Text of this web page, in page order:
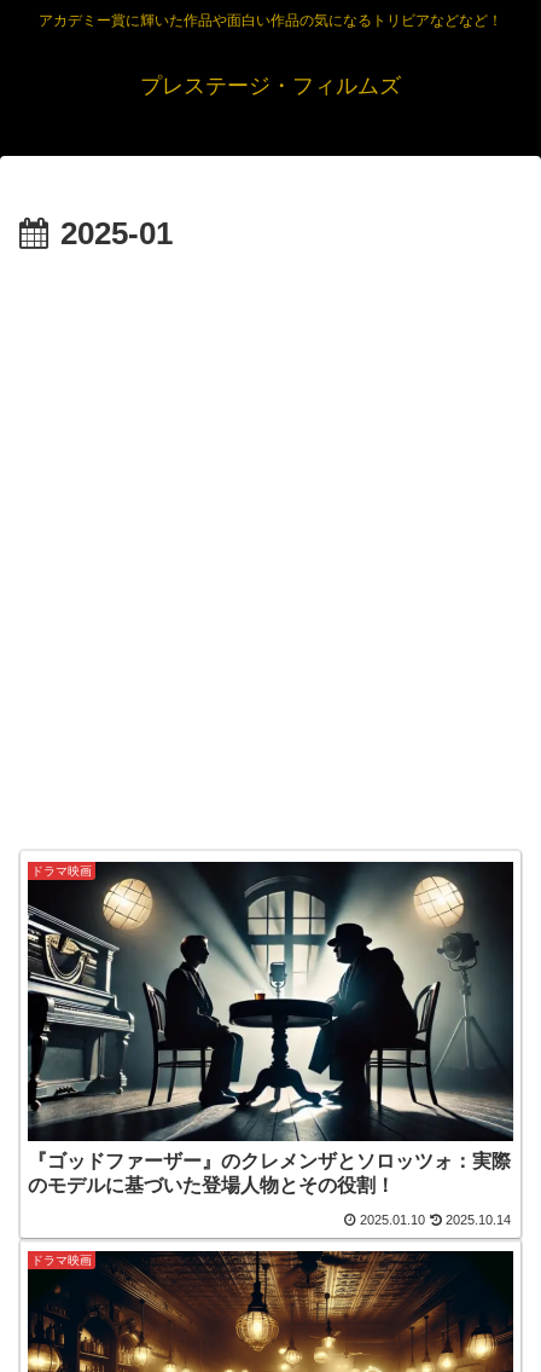
アカデミー賞に輝いた作品や面白い作品の気になるトリビアなどなど！
プレステージ・フィルムズ
2025-01
ドラマ映画
『ゴッドファーザー』のクレメンザとソロッツォ：実際
のモデルに基づいた登場人物とその役割！
2025.01.10 2025.10.14
ドラマ映画